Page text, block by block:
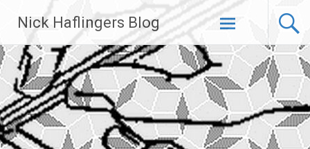
Inhalt
springen
Nick Haflingers Blog